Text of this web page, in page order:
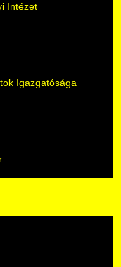
Intézet
Igazgatósága